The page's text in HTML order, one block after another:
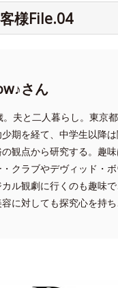
様File.04
さん
夫と二人暮らし。 東京
期を経て、中学生以降
観点から研究する。趣
クラブやデヴィッド・
ル観劇に行くのも趣味
に対しても探究心を持